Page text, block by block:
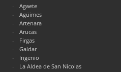
Agaete
Agüimes
Artenara
Arucas
Firgas
Galdar
Ingenio
La Aldea de San Nicolas